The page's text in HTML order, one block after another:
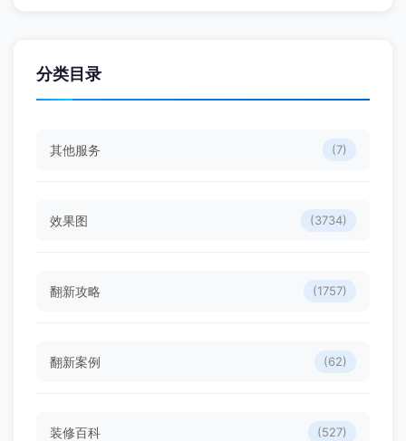
分类目录
其他服务 (7)
效果图 (3734)
翻新攻略 (1757)
翻新案例 (62)
装修百科 (527)